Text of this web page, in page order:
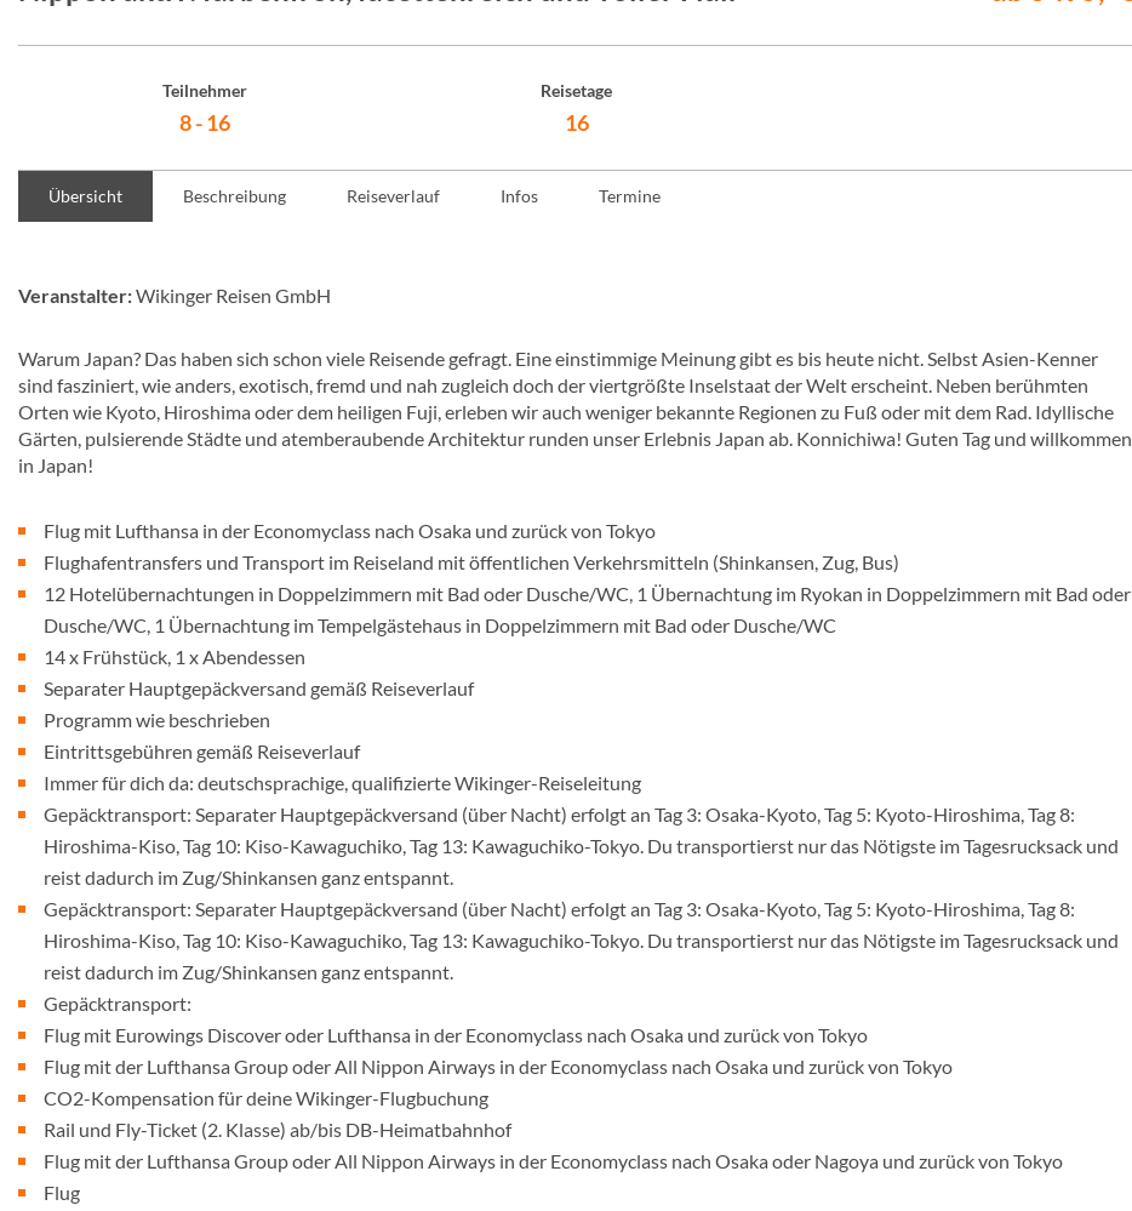
Teilnehmer
8 - 16
Reisetage
16
Übersicht Beschreibung Reiseverlauf Infos Termine
Veranstalter:Wikinger Reisen GmbH
Warum Japan? Das haben sich schon viele Reisende gefragt. Eine einstimmige Meinung gibt es bis heute nicht. Selbst Asien-Kenner
sind fasziniert, wie anders, exotisch, fremd und nah zugleich doch der viertgrößte Inselstaat der Welt erscheint. Neben berühmten
Orten wie Kyoto, Hiroshima oder dem heiligen Fuji, erleben wir auch weniger bekannte Regionen zu Fuß oder mit dem Rad. Idyllische
Gärten, pulsierende Städte und atemberaubende Architektur runden unser Erlebnis Japan ab. Konnichiwa! Guten Tag und willkommen
in Japan!
Flug mit Lufthansa in der Economyclass nach Osaka und zurück von Tokyo
Flughafentransfers und Transport im Reiseland mit öffentlichen Verkehrsmitteln (Shinkansen, Zug, Bus)
12 Hotelübernachtungen in Doppelzimmern mit Bad oder Dusche/WC, 1 Übernachtung im Ryokan in Doppelzimmern mit Bad oder
Dusche/WC, 1 Übernachtung im Tempelgästehaus in Doppelzimmern mit Bad oder Dusche/WC
14 x Frühstück, 1 x Abendessen
Separater Hauptgepäckversand gemäß Reiseverlauf
Programm wie beschrieben
Eintrittsgebühren gemäß Reiseverlauf
Immer für dich da: deutschsprachige, qualifizierte Wikinger-Reiseleitung
Gepäcktransport: Separater Hauptgepäckversand (über Nacht) erfolgt an Tag 3: Osaka-Kyoto, Tag 5: Kyoto-Hiroshima, Tag 8:
Hiroshima-Kiso, Tag 10: Kiso-Kawaguchiko, Tag 13: Kawaguchiko-Tokyo. Du transportierst nur das Nötigste im Tagesrucksack und
reist dadurch im Zug/Shinkansen ganz entspannt.
Gepäcktransport: Separater Hauptgepäckversand (über Nacht) erfolgt an Tag 3: Osaka-Kyoto, Tag 5: Kyoto-Hiroshima, Tag 8:
Hiroshima-Kiso, Tag 10: Kiso-Kawaguchiko, Tag 13: Kawaguchiko-Tokyo. Du transportierst nur das Nötigste im Tagesrucksack und
reist dadurch im Zug/Shinkansen ganz entspannt.
Gepäcktransport:
Flug mit Eurowings Discover oder Lufthansa in der Economyclass nach Osaka und zurück von Tokyo
Flug mit der Lufthansa Group oder All Nippon Airways in der Economyclass nach Osaka und zurück von Tokyo
CO2-Kompensation für deine Wikinger-Flugbuchung
Rail und Fly-Ticket (2. Klasse) ab/bis DB-Heimatbahnhof
Flug mit der Lufthansa Group oder All Nippon Airways in der Economyclass nach Osaka oder Nagoya und zurück von Tokyo
Flug